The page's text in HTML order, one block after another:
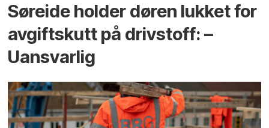
Søreide holder døren lukket for
avgiftskutt på drivstoff: –
Uansvarlig